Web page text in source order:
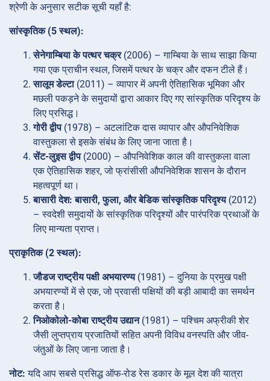
श्रेणी के अनुसार सटीक सूची यहाँ है:
सांस्कृतिक (5 स्थल):
सेनेगाम्बिया के पत्थर चक्र(2006) – गाम्बिया के साथ साझा किया
गया एक प्राचीन स्थल, जिसमें पत्थर के चक्र और दफन टीले हैं।
सालूम डेल्टा(2011) – व्यापार में अपनी ऐतिहासिक भूमिका और
मछली पकड़ने के समुदायों द्वारा आकार दिए गए सांस्कृतिक परिदृश्य के
लिए प्रसिद्ध।
गोरी द्वीप(1978) – अटलांटिक दास व्यापार और औपनिवेशिक
वास्तुकला से इसके संबंध के लिए जाना जाता है।
सेंट-लुइस द्वीप(2000) – औपनिवेशिक काल की वास्तुकला वाला
एक ऐतिहासिक शहर, जो फ्रांसीसी औपनिवेशिक शासन के दौरान
महत्वपूर्ण था।
बासारी देश: बासारी, फुला, और बेडिक सांस्कृतिक परिदृश्य(2012)
– स्वदेशी समुदायों के सांस्कृतिक परिदृश्यों और पारंपरिक प्रथाओं के
लिए मान्यता प्राप्त।
प्राकृतिक (2 स्थल):
जौडज राष्ट्रीय पक्षी अभयारण्य(1981) – दुनिया के प्रमुख पक्षी
अभयारण्यों में से एक, जो प्रवासी पक्षियों की बड़ी आबादी का समर्थन
करता है।
निओकोलो-कोबा राष्ट्रीय उद्यान(1981) – पश्चिम अफ्रीकी शेर
जैसी लुप्तप्राय प्रजातियों सहित अपनी विविध वनस्पति और जीव-
जंतुओं के लिए जाना जाता है।
नोट: यदि आप सबसे प्रसिद्ध ऑफ-रोड रेस डकार के मूल देश की यात्रा